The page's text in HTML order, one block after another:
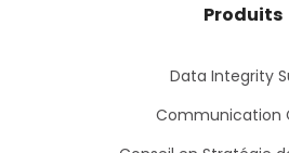
Produits
Data Integrity
Communication